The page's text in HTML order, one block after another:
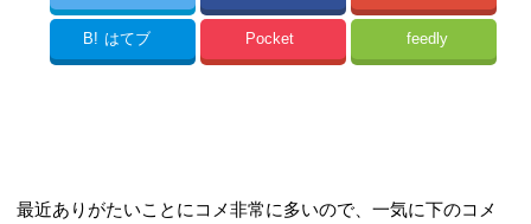
B! はてブ Pocket feedly
最近ありがたいことにコメ非常に多いので、一気に下のコメ